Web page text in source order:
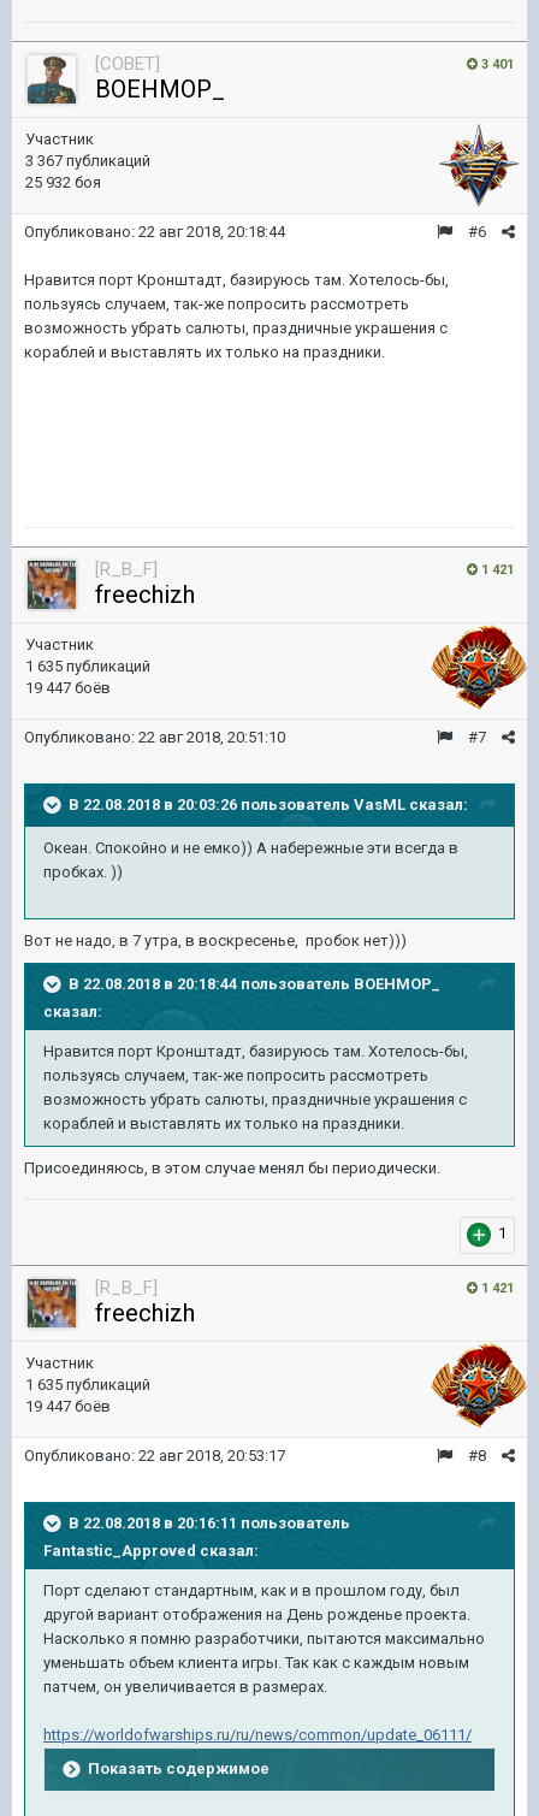
3 401
[COBET]
BOEHMOP_
Участник
3 367 публикаций
25 932 боя
#6
Опубликовано: 22 авг 2018, 20:18:44
Нравится порт Кронштадт, базируюсь там. Хотелось-бы,
пользуясь случаем, так-же попросить рассмотреть
возможность убрать салюты, праздничные украшения с
кораблей и выставлять их только на праздники.
1 421
[R_B_F]
freechizh
Участник
1 635 публикаций
19 447 боёв
#7
Опубликовано: 22 авг 2018, 20:51:10
В 22.08.2018 в 20:03:26 пользователь VasML сказал:
Океан. Спокойно и не емко)) А набережные эти всегда в
пробках. ))
Вот не надо, в 7 утра, в воскресенье, пробок нет)))
В 22.08.2018 в 20:18:44 пользователь BOEHMOP_
сказал:
Нравится порт Кронштадт, базируюсь там. Хотелось-бы,
пользуясь случаем, так-же попросить рассмотреть
возможность убрать салюты, праздничные украшения с
кораблей и выставлять их только на праздники.
Присоединяюсь, в этом случае менял бы периодически.
1
1 421
[R_B_F]
freechizh
Участник
1 635 публикаций
19 447 боёв
#8
Опубликовано: 22 авг 2018, 20:53:17
В 22.08.2018 в 20:16:11 пользователь
Fantastic_Approved сказал:
Порт сделают стандартным, как и в прошлом году, был
другой вариант отображения на День рожденье проекта.
Насколько я помню разработчики, пытаются максимально
уменьшать объем клиента игры. Так как с каждым новым
патчем, он увеличивается в размерах.
https://worldofwarships.ru/ru/news/common/update_06111/
Показать содержимое